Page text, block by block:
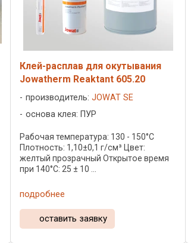
Клей-расплав для окутывания
Jowatherm Reaktant 605.20
производитель:JOWAT SE
основа клея: ПУР
Рабочая температура: 130 - 150°C
Плотность: 1,10±0,1 г/см³ Цвет:
желтый прозрачный Открытое время
при 140°C: 25 ± 10 ...
подробнее
оставить заявку